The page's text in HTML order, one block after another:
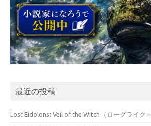
最近の投稿
Lost Eidolons: Veil of the Witch（ローグライク